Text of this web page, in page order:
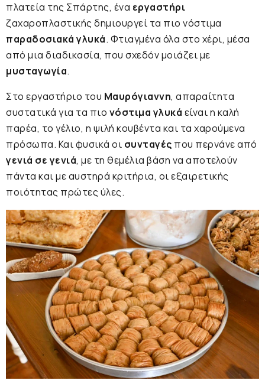
πλατεία της Σπάρτης, ένα εργαστήρι
ζαχαροπλαστικής δημιουργεί τα πιο νόστιμα
παραδοσιακά γλυκά. Φτιαγμένα όλα στο χέρι, μέσα
από μια διαδικασία, που σχεδόν μοιάζει με
μυσταγωγία.
Στο εργαστήριο του Μαυρόγιαννη, απαραίτητα
συστατικά για τα πιο νόστιμα γλυκά είναι η καλή
παρέα, το γέλιο, η ψιλή κουβέντα και τα χαρούμενα
πρόσωπα. Και φυσικά οι συνταγές που περνάνε από
γενιά σε γενιά, με τη θεμέλια βάση να αποτελούν
πάντα και με αυστηρά κριτήρια, οι εξαιρετικής
ποιότητας πρώτες ύλες.